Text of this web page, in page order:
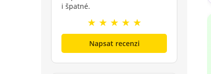
i špatné.
★ ★ ★ ★ ★
Napsat recenzi